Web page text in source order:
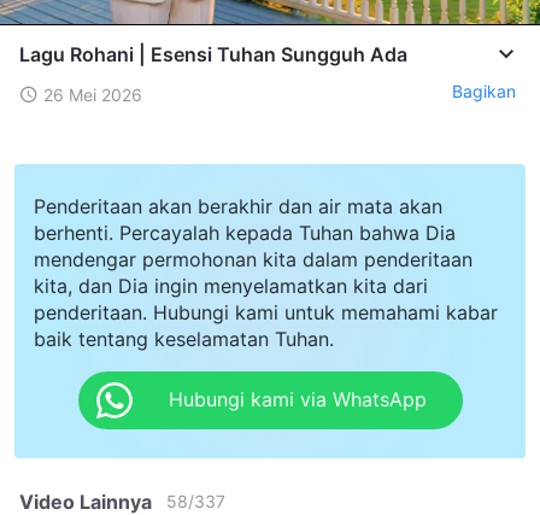
Lagu Rohani | Esensi Tuhan Sungguh Ada
26 Mei 2026 Bagikan
Penderitaan akan berakhir dan air mata akan
berhenti. Percayalah kepada Tuhan bahwa Dia
mendengar permohonan kita dalam penderitaan
kita, dan Dia ingin menyelamatkan kita dari
penderitaan. Hubungi kami untuk memahami kabar
baik tentang keselamatan Tuhan.
Hubungi kami via WhatsApp
Video Lainnya 58/337